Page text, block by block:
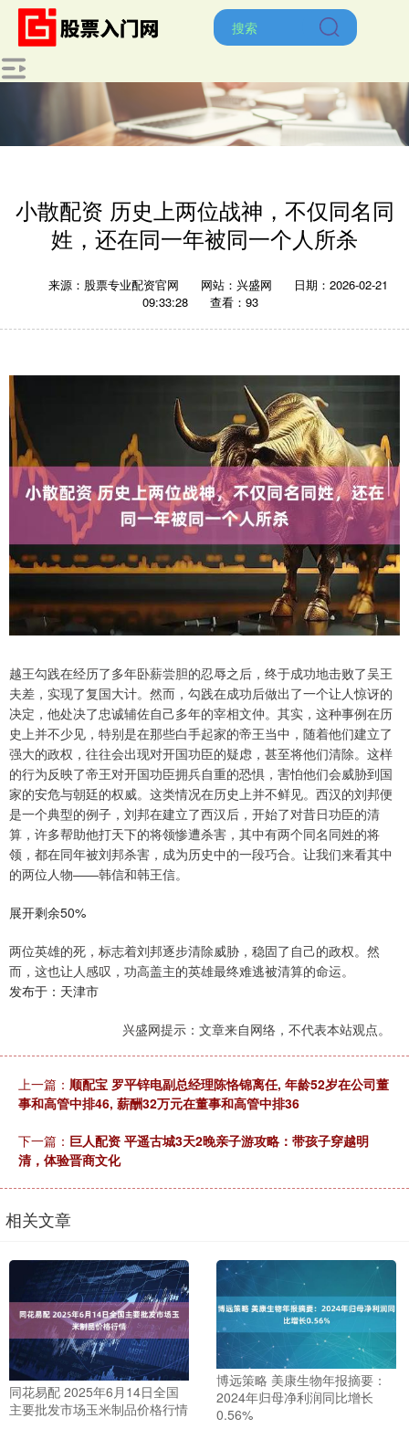
小散配资 历史上两位战神，不仅同名同
姓，还在同一年被同一个人所杀
来源：股票专业配资官网 网站：兴盛网
日期：2026-02-21
09:33:28
查看：93
越王勾践在经历了多年卧薪尝胆的忍辱之后，终于成功地击败了吴王
夫差，实现了复国大计。然而，勾践在成功后做出了一个让人惊讶的
决定，他处决了忠诚辅佐自己多年的宰相文仲。其实，这种事例在历
史上并不少见，特别是在那些白手起家的帝王当中，随着他们建立了
强大的政权，往往会出现对开国功臣的疑虑，甚至将他们清除。这样
的行为反映了帝王对开国功臣拥兵自重的恐惧，害怕他们会威胁到国
家的安危与朝廷的权威。这类情况在历史上并不鲜见。西汉的刘邦便
是一个典型的例子，刘邦在建立了西汉后，开始了对昔日功臣的清
算，许多帮助他打天下的将领惨遭杀害，其中有两个同名同姓的将
领，都在同年被刘邦杀害，成为历史中的一段巧合。让我们来看其中
的两位人物——韩信和韩王信。
展开剩余50%
两位英雄的死，标志着刘邦逐步清除威胁，稳固了自己的政权。然
而，这也让人感叹，功高盖主的英雄最终难逃被清算的命运。
发布于：天津市
兴盛网提示：文章来自网络，不代表本站观点。
上一篇： 顺配宝 罗平锌电副总经理陈恪锦离任, 年龄52岁在公司董
事和高管中排46, 薪酬32万元在董事和高管中排36
下一篇： 巨人配资 平遥古城3天2晚亲子游攻略：带孩子穿越明
清，体验晋商文化
相关文章
同花易配 2025年6月14日全国
主要批发市场玉米制品价格行情
博远策略 美康生物年报摘要：
2024年归母净利润同比增长
0.56%